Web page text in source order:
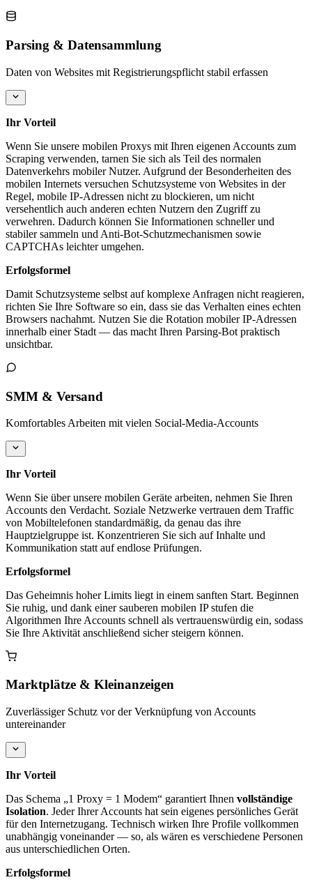
Parsing & Datensammlung
Daten von Websites mit Registrierungspflicht stabil erfassen
Ihr Vorteil
Wenn Sie unsere mobilen Proxys mit Ihren eigenen Accounts zum
Scraping verwenden, tarnen Sie sich als Teil des normalen
Datenverkehrs mobiler Nutzer. Aufgrund der Besonderheiten des
mobilen Internets versuchen Schutzsysteme von Websites in der
Regel, mobile IP-Adressen nicht zu blockieren, um nicht
versehentlich auch anderen echten Nutzern den Zugriff zu
verwehren. Dadurch können Sie Informationen schneller und
stabiler sammeln und Anti-Bot-Schutzmechanismen sowie
CAPTCHAs leichter umgehen.
Erfolgsformel
Damit Schutzsysteme selbst auf komplexe Anfragen nicht reagieren,
richten Sie Ihre Software so ein, dass sie das Verhalten eines echten
Browsers nachahmt. Nutzen Sie die Rotation mobiler IP-Adressen
innerhalb einer Stadt — das macht Ihren Parsing-Bot praktisch
unsichtbar.
SMM & Versand
Komfortables Arbeiten mit vielen Social-Media-Accounts
Ihr Vorteil
Wenn Sie über unsere mobilen Geräte arbeiten, nehmen Sie Ihren
Accounts den Verdacht. Soziale Netzwerke vertrauen dem Traffic
von Mobiltelefonen standardmäßig, da genau das ihre
Hauptzielgruppe ist. Konzentrieren Sie sich auf Inhalte und
Kommunikation statt auf endlose Prüfungen.
Erfolgsformel
Das Geheimnis hoher Limits liegt in einem sanften Start. Beginnen
Sie ruhig, und dank einer sauberen mobilen IP stufen die
Algorithmen Ihre Accounts schnell als vertrauenswürdig ein, sodass
Sie Ihre Aktivität anschließend sicher steigern können.
Marktplätze & Kleinanzeigen
Zuverlässiger Schutz vor der Verknüpfung von Accounts
untereinander
Ihr Vorteil
Das Schema „1 Proxy = 1 Modem“ garantiert Ihnen vollständige
Isolation. Jeder Ihrer Accounts hat sein eigenes persönliches Gerät
für den Internetzugang. Technisch wirken Ihre Profile vollkommen
unabhängig voneinander — so, als wären es verschiedene Personen
aus unterschiedlichen Orten.
Erfolgsformel